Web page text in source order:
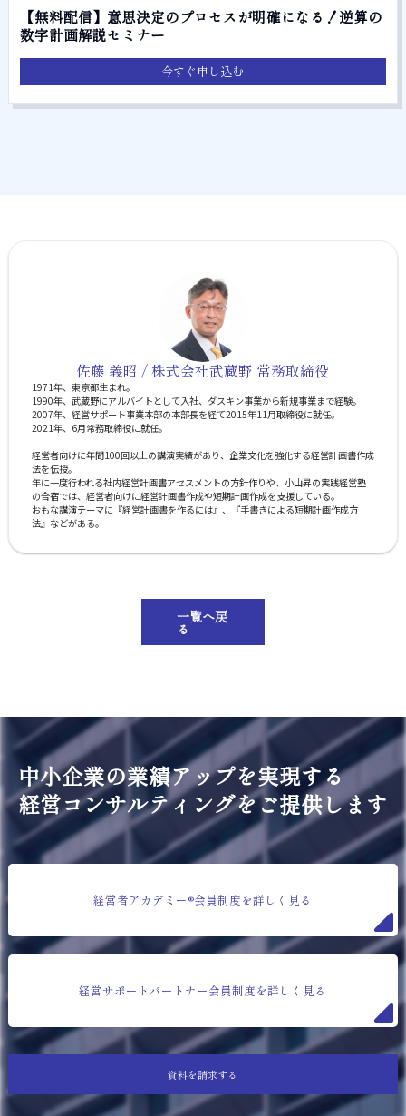
【無料配信】意思決定のプロセスが明確になる！逆算の
数字計画解説セミナー
今すぐ申し込む
佐藤 義昭 / 株式会社武蔵野 常務取締役
1971年、東京都生まれ。
1990年、武蔵野にアルバイトとして入社、ダスキン事業から新規事業まで経験。
2007年、経営サポート事業本部の本部長を経て2015年11月取締役に就任。
2021年、6月常務取締役に就任。
経営者向けに年間100回以上の講演実績があり、企業文化を強化する経営計画書作成
法を伝授。
年に一度行われる社内経営計画書アセスメントの方針作りや、小山昇の実践経営塾
の合宿では、経営者向けに経営計画書作成や短期計画作成を支援している。
おもな講演テーマに『経営計画書を作るには』、『手書きによる短期計画作成方
法』などがある。
一覧へ戻
る
中小企業の業績アップを実現する
経営コンサルティングをご提供します
資料を請求する
経営者アカデミー®会員制度を詳しく見る
経営サポートパートナー会員制度を詳しく見る